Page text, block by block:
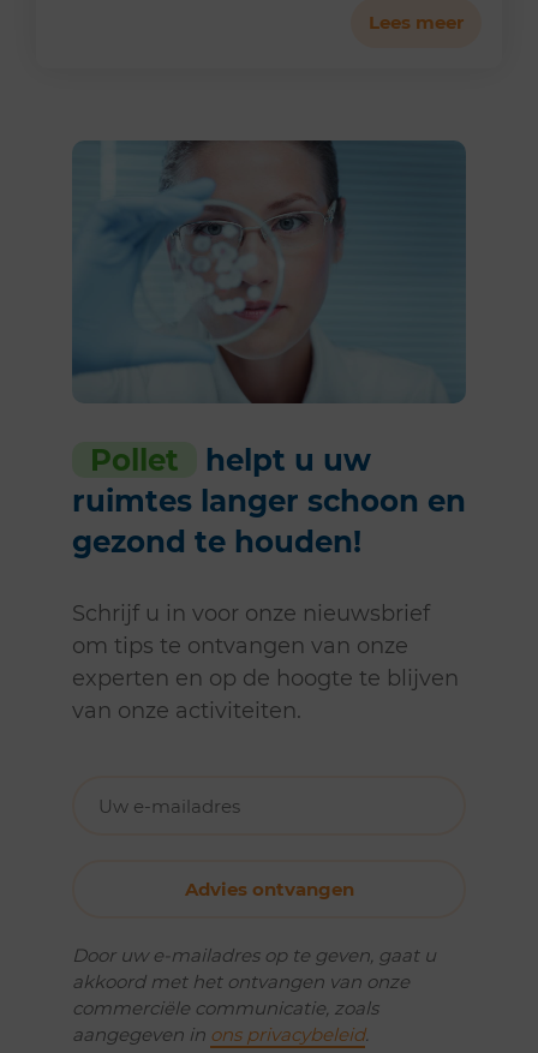
Lees meer
Pollet
helpt u uw
ruimtes langer schoon en
gezond te houden!
Schrijf u in voor onze nieuwsbrief
om tips te ontvangen van onze
experten en op de hoogte te blijven
van onze activiteiten.
Door uw e-mailadres op te geven, gaat u
akkoord met het ontvangen van onze
commerciële communicatie, zoals
aangegeven in ons privacybeleid.